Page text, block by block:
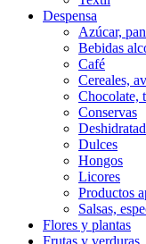
Despensa
Azúcar,
Bebidas
Café
Cereales,
Chocolate,
Conservas
Dulces
Hongos
Licores
Productos
Salsas,
Flores y plantas